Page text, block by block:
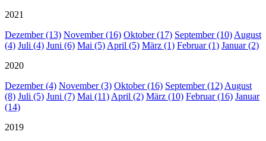
2021
Dezember (13) November (16) Oktober (17) September (10) August
(4) Juli (4) Juni (6) Mai (5) April (5) März (1) Februar (1) Januar (2)
2020
Dezember (4) November (3) Oktober (16) September (12) August
(8) Juli (5) Juni (7) Mai (11) April (2) März (10) Februar (16) Januar
(14)
2019